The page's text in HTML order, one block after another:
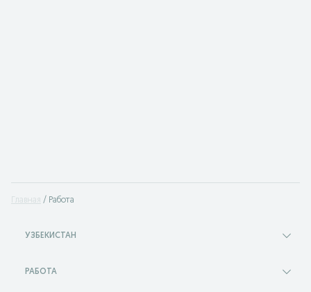
Главная Работа
УЗБЕКИСТАН
РАБОТА